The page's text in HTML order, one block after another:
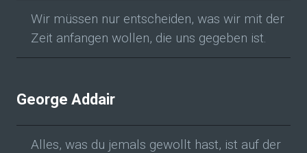
Wir müssen nur entscheiden, was wir mit der
Zeit anfangen wollen, die uns gegeben ist.
George Addair
Alles, was du jemals gewollt hast, ist auf der